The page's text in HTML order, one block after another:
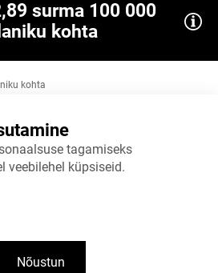
surma 100 000
kohta
kohta
Tervise Arengu Instituut
tagamiseks
veebilehel küpsiseid.
Nõustun